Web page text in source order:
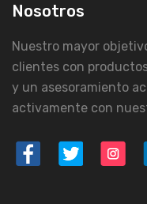
Nosotros
Nuestro mayor
clientes con
y un asesoramiento
activamente con